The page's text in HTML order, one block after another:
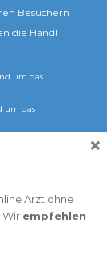
Besuchern
die Hand!
um das
um das
und Grippe –
Arzt ohne
Wir empfehlen
×